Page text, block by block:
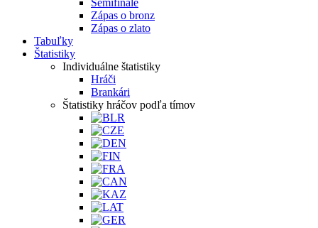
Semifinále
Zápas o bronz
Zápas o zlato
Tabuľky
Štatistiky
Individuálne štatistiky
Hráči
Brankári
Štatistiky hráčov podľa tímov